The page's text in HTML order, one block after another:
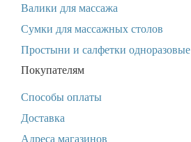
Валики для массажа
Сумки для массажных столов
Простыни и салфетки одноразовые
Покупателям
Способы оплаты
Доставка
Адреса магазинов